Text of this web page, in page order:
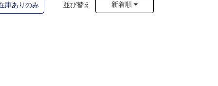
庫ありのみ 並び替え 新着順